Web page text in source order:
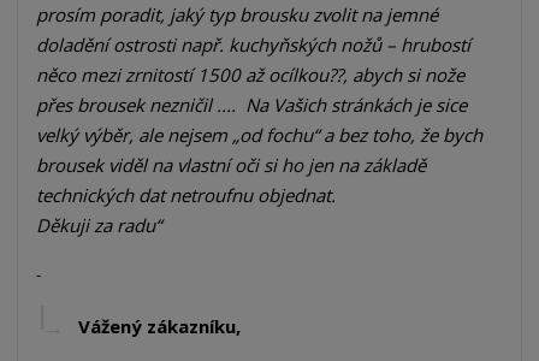
prosím poradit, jaký typ brousku zvolit na jemné
doladění ostrosti např. kuchyňských nožů – hrubostí
něco mezi zrnitostí 1500 až ocílkou??, abych si nože
přes brousek nezničil ....  Na Vašich stránkách je sice
velký výběr, ale nejsem „od fochu“ a bez toho, že bych
brousek viděl na vlastní oči si ho jen na základě
technických dat netroufnu objednat.
Děkuji za radu
Vážený zákazníku,